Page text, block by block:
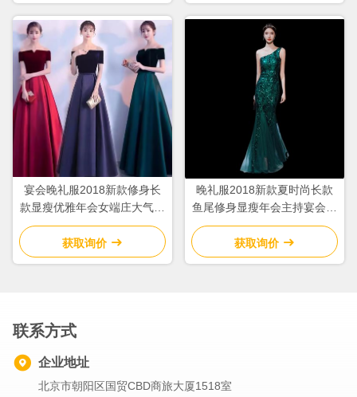
宴会晚礼服2018新款修身长
款显瘦优雅年会女端庄大气气
质名媛长裙
获取询价
晚礼服2018新款夏时尚长款
鱼尾修身显瘦年会主持宴会走
秀改良旗袍
获取询价
联系方式
企业地址
北京市朝阳区国贸CBD商旅大厦1518室